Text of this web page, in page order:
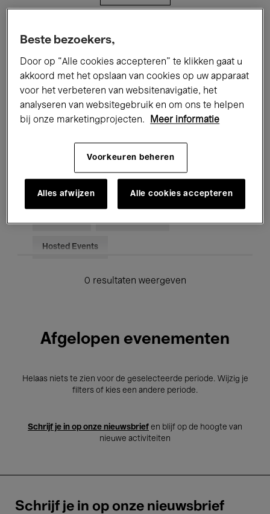
Tentoonstellingen Films
Performances Lezingen & Debatten
Jazz Klassieke Muziek Global Music
Elektronische Muziek
Voor iedereen Kids’ Palace
Hosted Events
0 resultaten weergeven
Afgelopen evenementen
Helaas niets te zien voor de geselecteerde periode. Wijzig je
filters of kies een andere periode.
Schrijf je in op onze nieuwsbrief en blijf op de hoogte van
nieuwe activiteiten
Schrijf je in op onze nieuwsbrief
Beste bezoekers,
Door op “Alle cookies accepteren” te klikken gaat u
akkoord met het opslaan van cookies op uw apparaat
voor het verbeteren van websitenavigatie, het
analyseren van websitegebruik en om ons te helpen
bij onze marketingprojecten.
Meer informatie
Voorkeuren beheren
Alles afwijzen Alle cookies accepteren